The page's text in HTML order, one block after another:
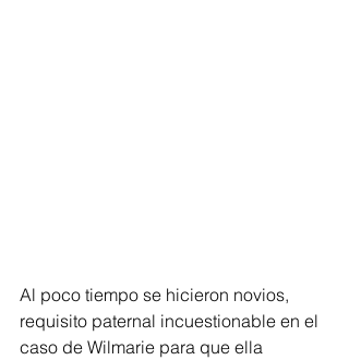
Al poco tiempo se hicieron novios,
requisito paternal incuestionable en el
caso de Wilmarie para que ella